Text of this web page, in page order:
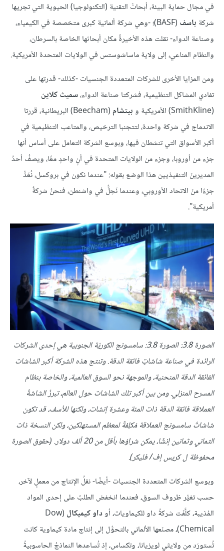
في مجال حماية البيئة، أبحاثَ التقنية (التكنولوجيا) الحيوية التي تجريها
شركة باسف
(BASF)؛ -وهي شركة ألمانية كبرى متخصصة في الكيمياء،
وصناعة الدواء- نقلت هذه الأخيرةُ مكان أبحاثها الخاصة بالسرطان،
والنظام المناعي، إلى ولاية ماساشوستس في الولايات المتحدة الأمريكية.
ومن المزايا الأخرى للشركات المتعددة الجنسيات -كذلك- قدرتها على
تفادي المشاكل التنظيمية، فشركتا صناعة الدواء،سميث كلاين
(SmithKline) الأمريكية و
بيتشام
(Beecham) البريطانية، قررتا
الاندماج في شركة واحدة، لتتجنبا الترخيص، والمتاعب التنظيمية في
أكبر الأسواق التي تنشطان فيها، وبوسع الشركة التعامل على أساس أنها
جزء من أوروبا، وجزء من الولايات المتحدة في أنٍ واحدٍ معًا، ويصفُ أحدُ
المديرينَ التنفيذيين هذا الوضع بقوله: "عندما نكون في بروكسل، نُعَدُّ
جزءًا منَ الاتحاد الأوروبي، وعندما نَحِلُّ في واشنطن، فنحنُ شركةٌ
أمريكية".
الصورة 3.8: الصورة 3.8: سامسونج الكوريّة الجنوبية هي إحدى الشركات
الرائدة في صناعة شاشاتٍ فائقة الدقة. وتنتج هذه الشركة أكبر الشاشات
الفائقة الدقة المنحنية، والموجهة نحو السوق العالمية، والخاصة بنظام
المسرح المنزلي. ومن بين أكبر تلك الشاشات حول العالم، تبرزُ الشاشةُ
العملاقة فائقة الدقة ذات المئة وعشرة إنشات، ولكنها للأسف، قد تكون
شاشاتُ سامسونج العملاقة مُكلِفةً لمعظم المستهلكين، ولكن النسخة ذات
الثماني وثمانين إنشًا، يمكن شراؤها بأقل من 20 ألف دولار. (حقوق الصورة
محفوظة ل كريس إف/ فليكر).
وبوسع الشركات المتعددة الجنسيات -أيضًا- نقلُ الإنتاج من معملٍ لآخر،
حسب تغيُّر ظروف السوق، فعندما انخفض الطلبُ على إحدى المواد
المُذيبة، كلَّفَت شركةُ داو للكيماويات، أوداو كيميكال (Dow
Chemical)، مصنَعها الألماني بالتحوُّل إلى إنتاج مادة كيماوية كانت
تُستورَد من ولايتَي لويزيانا، وتكساس، إذ تُساعدها النماذجُ الحاسوبيةُ